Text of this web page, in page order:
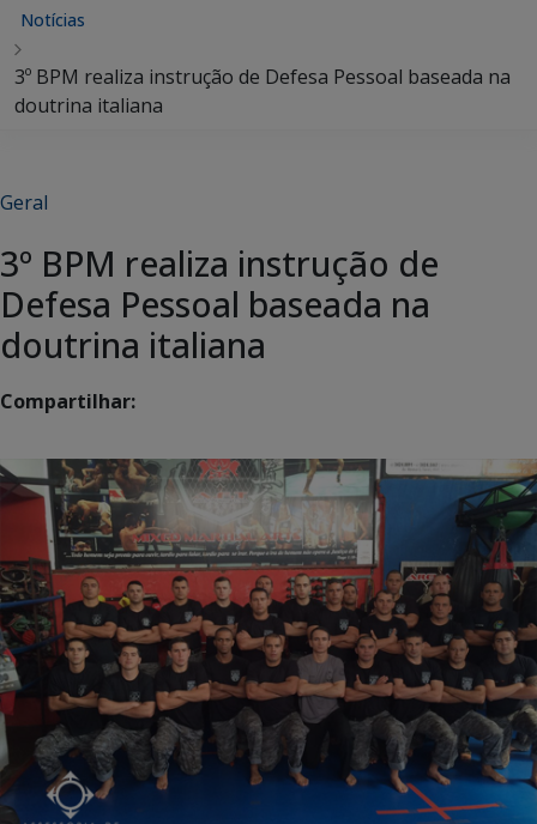
Notícias
3º BPM realiza instrução de Defesa Pessoal baseada na
doutrina italiana
Geral
3º BPM realiza instrução de
Defesa Pessoal baseada na
doutrina italiana
Compartilhar: